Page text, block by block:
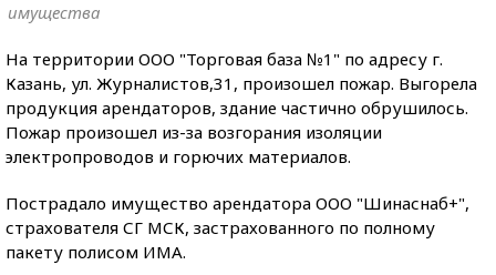
имущества
На территории ООО "Торговая база №1" по адресу г.
Казань, ул. Журналистов,31, произошел пожар. Выгорела
продукция арендаторов, здание частично обрушилось.
Пожар произошел из-за возгорания изоляции
электропроводов и горючих материалов.
Пострадало имущество арендатора ООО "Шинаснаб+",
страхователя СГ МСК, застрахованного по полному
пакету полисом ИМА.